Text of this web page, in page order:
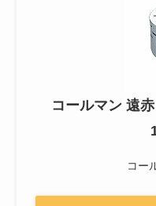
コールマン 遠
コー